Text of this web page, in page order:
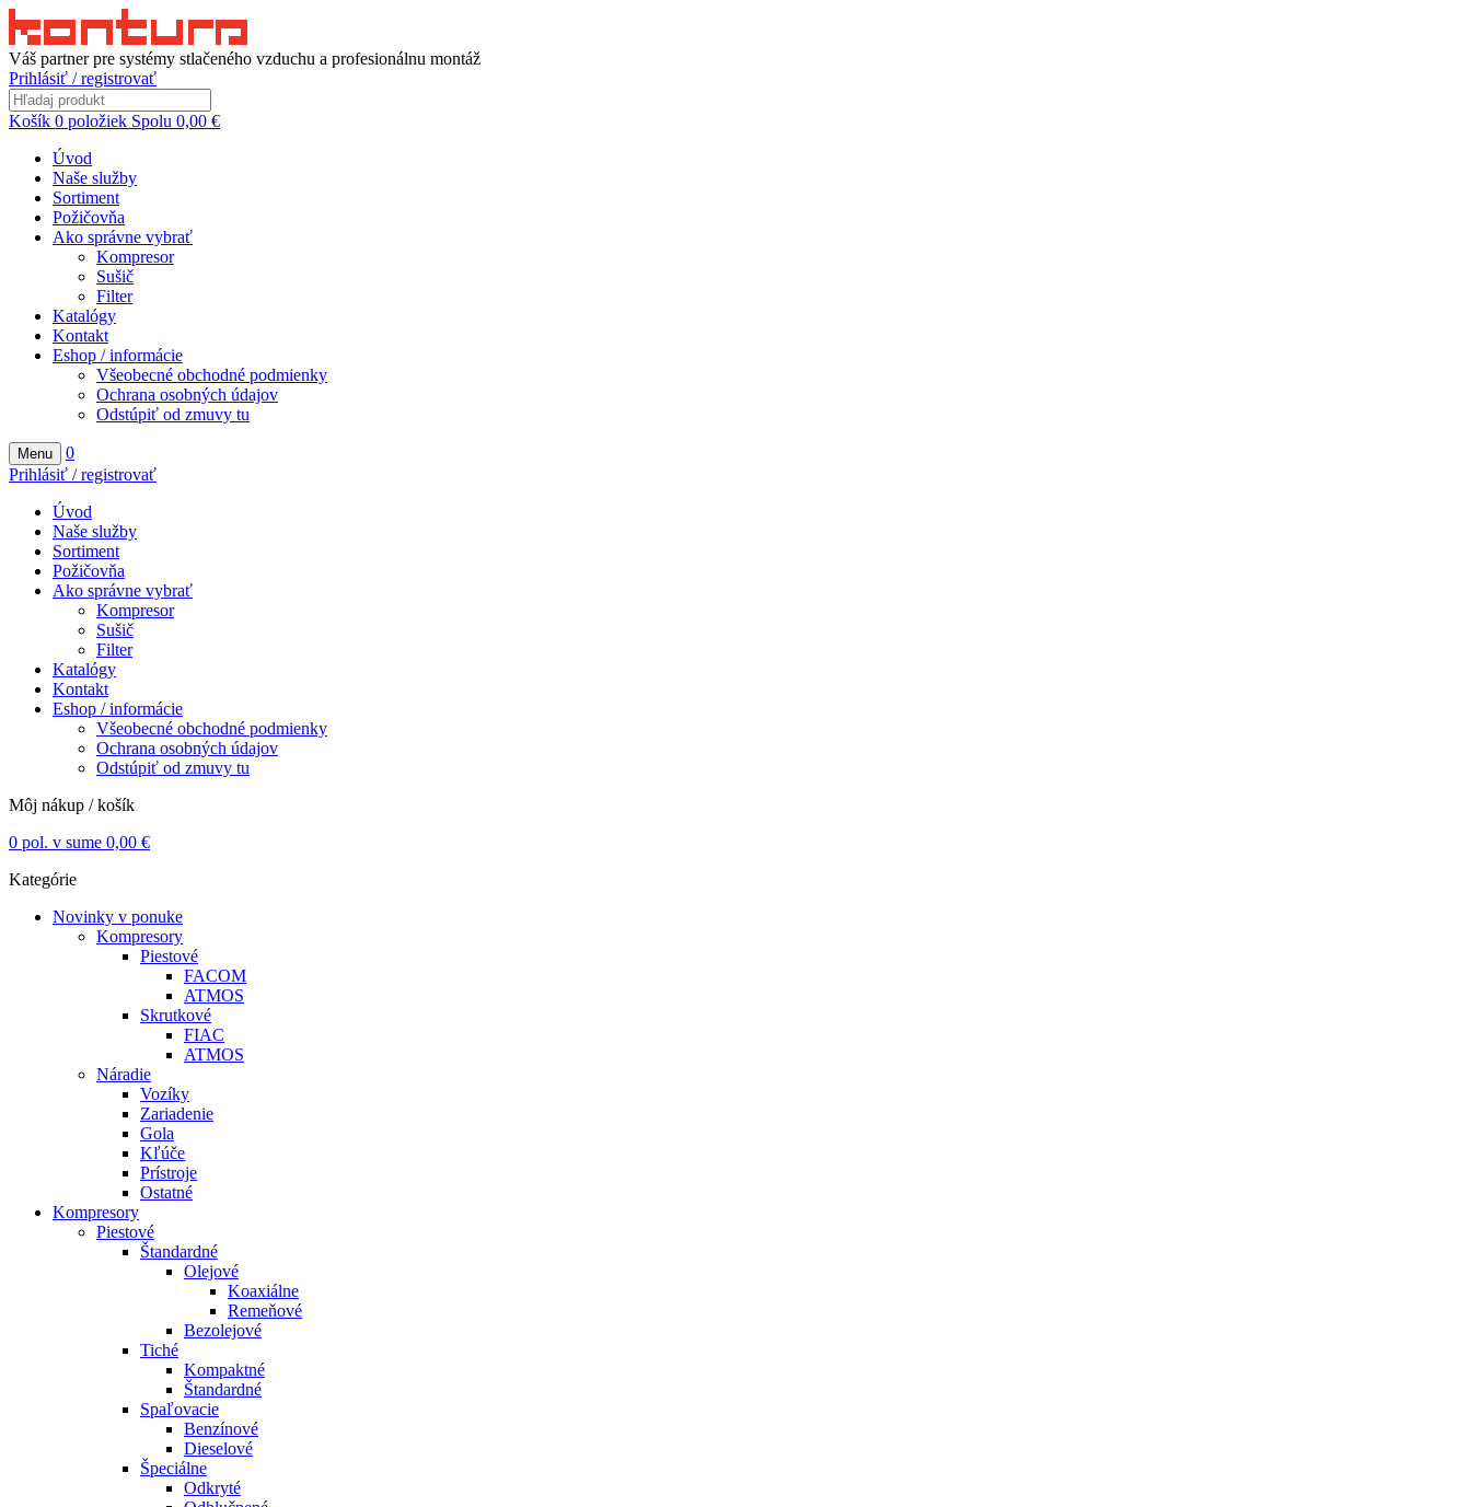
Váš partner pre systémy stlačeného vzduchu a profesionálnu montáž
Prihlásiť / registrovať
Košík 0 položiek Spolu 0,00 €
Úvod
Naše služby
Sortiment
Požičovňa
Ako správne vybrať
Kompresor
Sušič
Filter
Katalógy
Kontakt
Eshop / informácie
Všeobecné obchodné podmienky
Ochrana osobných údajov
Odstúpiť od zmuvy tu
Menu
0
Prihlásiť / registrovať
Úvod
Naše služby
Sortiment
Požičovňa
Ako správne vybrať
Kompresor
Sušič
Filter
Katalógy
Kontakt
Eshop / informácie
Všeobecné obchodné podmienky
Ochrana osobných údajov
Odstúpiť od zmuvy tu
Môj nákup / košík
0 pol. v sume 0,00 €
Kategórie
Novinky v ponuke
Kompresory
Piestové
FACOM
ATMOS
Skrutkové
FIAC
ATMOS
Náradie
Vozíky
Zariadenie
Gola
Kľúče
Prístroje
Ostatné
Kompresory
Piestové
Štandardné
Olejové
Koaxiálne
Remeňové
Bezolejové
Tiché
Kompaktné
Štandardné
Spaľovacie
Benzínové
Dieselové
Špeciálne
Odkryté